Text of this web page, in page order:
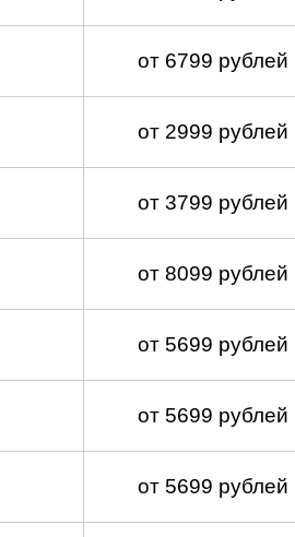
от 6799 рублей
от 2999 рублей
от 3799 рублей
от 8099 рублей
от 5699 рублей
от 5699 рублей
от 5699 рублей